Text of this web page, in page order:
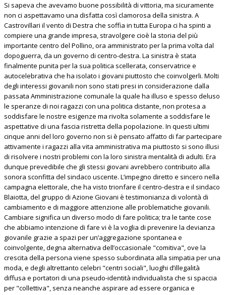
Si sapeva che avevamo buone possibilità di vittoria, ma sicuramente
non ci aspettavamo una disfatta così clamorosa della sinistra. A
Castrovillari il vento di Destra che soffia in tutta Europa ci ha spinti a
compiere una grande impresa, stravolgere cioè la storia del più
importante centro del Pollino, ora amministrato per la prima volta dal
dopoguerra, da un governo di centro-destra. La sinistra è stata
finalmente punita per la sua politica scellerata, conservatrice e
autocelebrativa che ha isolato i giovani piuttosto che coinvolgerli. Molti
degli interessi giovanili non sono stati presi in considerazione dalla
passata Amministrazione comunale la quale ha illuso e spesso deluso
le speranze di noi ragazzi con una politica distante, non protesa a
soddisfare le nostre esigenze ma rivolta solamente a soddisfare le
aspettative di una fascia ristretta della popolazione. In questi ultimi
cinque anni del loro governo non si è pensato affatto di far partecipare
attivamente i ragazzi alla vita amministrativa ma piuttosto si sono illusi
di risolvere i nostri problemi con la loro sinistra mentalità di adulti. Era
dunque prevedibile che gli stessi giovani avrebbero contribuito alla
sonora sconfitta del sindaco uscente. L’impegno diretto e sincero nella
campagna elettorale, che ha visto trionfare il centro-destra e il sindaco
Blaiotta, del gruppo di Azione Giovani è testimonianza di volontà di
cambiamento e di maggiore attenzione alle problematiche giovanili.
Cambiare significa un diverso modo di fare politica; tra le tante cose
che abbiamo intenzione di fare vi è la voglia di prevenire la devianza
giovanile grazie a spazi per un’aggregazione spontanea e
coinvolgente, degna alternativa dell’occasionale "comitiva", ove la
crescita della persona viene spesso subordinata alla simpatia per una
moda, e degli altrettanto celebri "centri sociali", luoghi d’illegalità
diffusa e portatori di una pseudo-identità individualista che si spaccia
per "collettiva", senza neanche aspirare ad essere organica e